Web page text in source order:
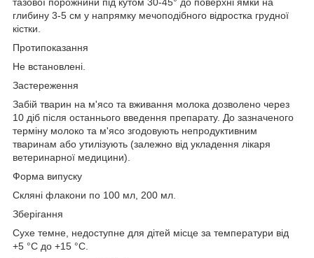
глибину 3-5 см у напрямку мечоподібного відростка грудної
кістки.
Протипоказання
Не встановлені.
Застереження
Забій тварин на м'ясо та вживання молока дозволено через
10 діб після останнього введення препарату. До зазначеного
терміну молоко та м'ясо згодовують непродуктивним
тваринам або утилізують (залежно від укладення лікаря
ветеринарної медицини).
Форма випуску
Скляні флакони по 100 мл, 200 мл.
Зберігання
Сухе темне, недоступне для дітей місце за температури від
+5 °C до +15 °C.